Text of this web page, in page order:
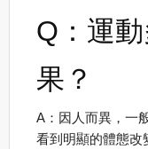
Q：運
果？
A：因人而異，一
看到明顯的體態改